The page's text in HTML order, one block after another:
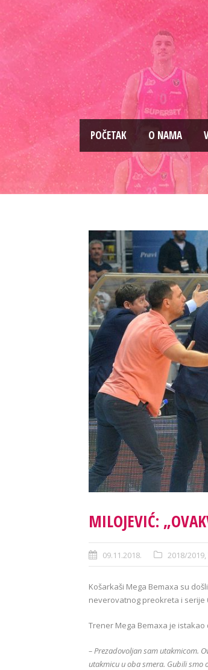
PОČETAK O NAMA
MILOJEVIĆ:
09.11.2018. 2018/2019,
Košarkaši Mega Bemaxa su
neverovatnog preokreta i serije
Trener Mega Bemaxa je
– Prezadovoljan sam utakmicom.
utakmicu u oba smera. Gubili smo